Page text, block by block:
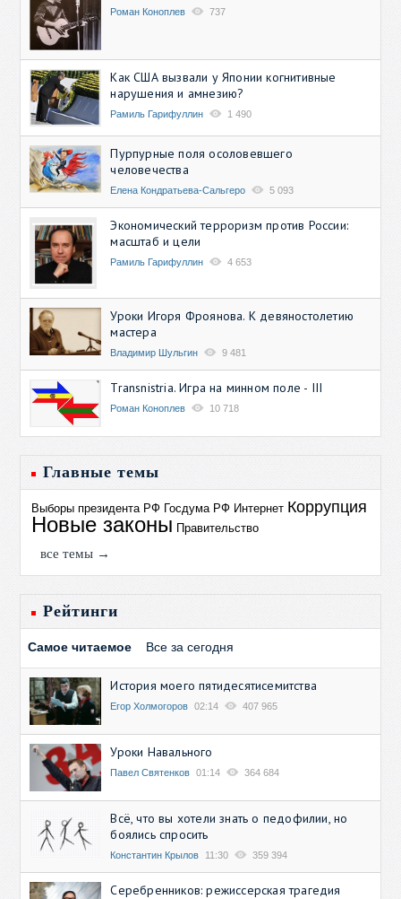
Роман Коноплев 737
Как США вызвали у Японии когнитивные
нарушения и амнезию?
Рамиль Гарифуллин 1 490
Пурпурные поля осоловевшего
человечества
Елена Кондратьева-Сальгеро 5 093
Экономический терроризм против России:
масштаб и цели
Рамиль Гарифуллин 4 653
Уроки Игоря Фроянова. К девяностолетию
мастера
Владимир Шульгин 9 481
Transnistria. Игра на минном поле - III
Роман Коноплев 10 718
Главные темы
Выборы президента РФ Госдума РФ Интернет Коррупция
Новые законы Правительство
все темы →
Рейтинги
Самое читаемое Все за сегодня
История моего пятидесятисемитства
Егор Холмогоров 02:14 407 965
Уроки Навального
Павел Святенков 01:14 364 684
Всё, что вы хотели знать о педофилии, но
боялись спросить
Константин Крылов 11:30 359 394
Серебренников: режиссерская трагедия